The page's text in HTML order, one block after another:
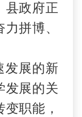
县政府正
拼博、
发展的新
发展的关
职能，